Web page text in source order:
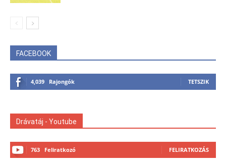
FACEBOOK
4,039 Rajongók TETSZIK
Drávatáj - Youtube
763 Feliratkozó FELIRATKOZÁS